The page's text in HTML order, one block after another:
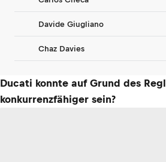
Davide Giugliano
Chaz Davies
Ducati konnte auf Grund des
konkurrenzfähiger sein?